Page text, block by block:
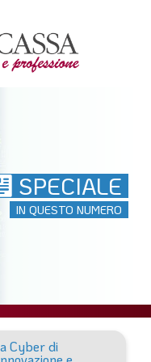
SPECIALE
IN QUESTO NUMERO
Cyber di